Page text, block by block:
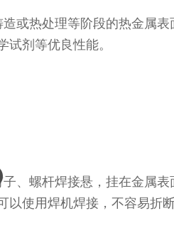
或热处理等阶段的热金属
试剂等优良性能。
、螺杆焊接悬，挂在金属
以使用焊机焊接，不容易折